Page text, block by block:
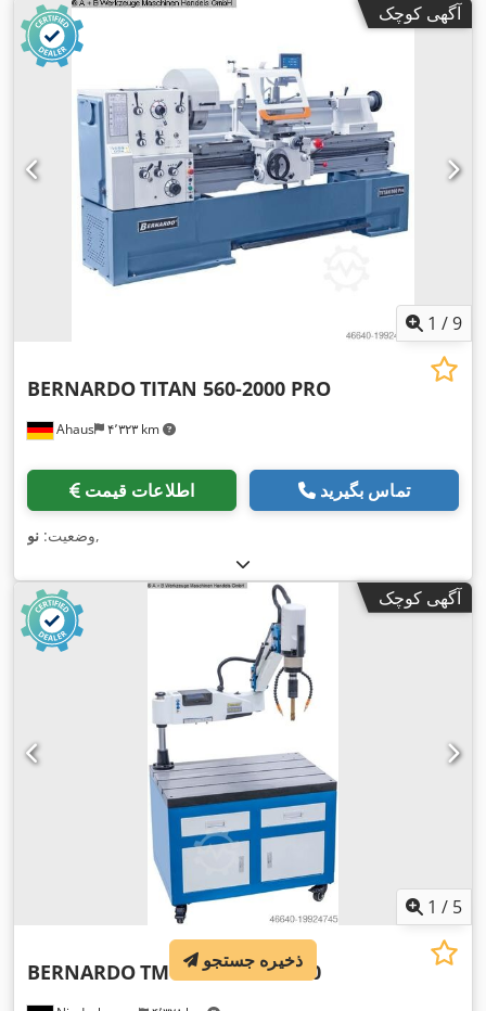
آگهی کوچک
1 /9
Ahaus ۴٬۳۲۳ km
BERNARDOTITAN 560-2000 PRO
اطلاعات قیمت تماس بگیرید
وضعیت: نو ,
آگهی کوچک
1 / 5
BERNARDOTM 36 BLO / R 1200
ذخیره جستجو